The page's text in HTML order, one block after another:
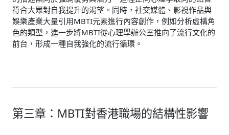
符合大眾對自我提升的渴望。同時，社交媒體、影視作品與
娛樂產業大量引用MBTI元素進行內容創作，例如分析虛構角
色的類型，進一步將MBTI從心理學辦公室推向了流行文化的
前台，形成一種自我強化的流行循環。
第三章：MBTI對香港職場的結構性影響